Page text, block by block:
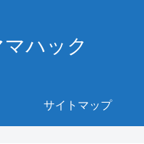
ハック
サイトマップ